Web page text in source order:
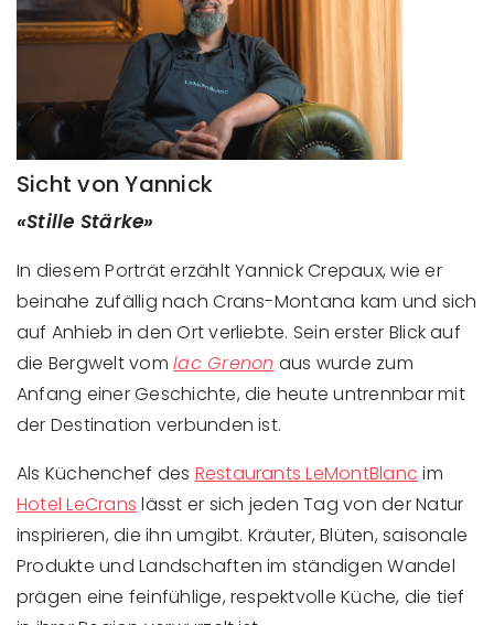
Sicht von Yannick
«Stille Stärke»
In diesem Porträt erzählt Yannick Crepaux, wie er
beinahe zufällig nach Crans-Montana kam und sich
auf Anhieb in den Ort verliebte. Sein erster Blick auf
die Bergwelt vomlac Grenon aus wurde zum
Anfang einer Geschichte, die heute untrennbar mit
der Destination verbunden ist.
Als Küchenchef des Restaurants LeMontBlanc im
Hotel LeCrans lässt er sich jeden Tag von der Natur
inspirieren, die ihn umgibt. Kräuter, Blüten, saisonale
Produkte und Landschaften im ständigen Wandel
prägen eine feinfühlige, respektvolle Küche, die tief